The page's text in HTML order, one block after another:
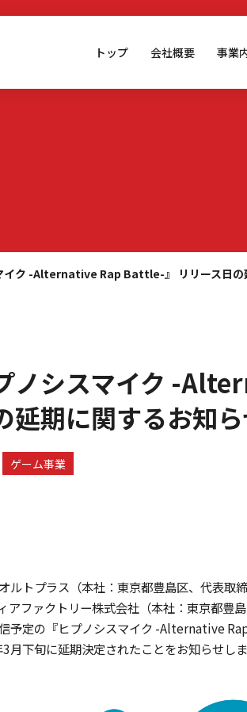
トップ 会社概要 事業
イク -Alternative Rap Battle-』 リリース日の
ノシスマイク -
延期に関するお知
ゲーム事業
ルトプラス（本社：東京都豊島区、代表
アファクトリー株式会社（本社：東京都
予定の『ヒプノシスマイク -Alternative
月下旬に延期決定されたことをお知らせしま